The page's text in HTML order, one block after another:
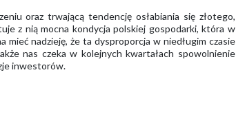
oraz trwającą tendencję osłabiania się złotego,
z nią mocna kondycja polskiej gospodarki, która w
nadzieję, że ta dysproporcja w niedługim czasie
nas czeka w kolejnych kwartałach spowolnienie
inwestorów.